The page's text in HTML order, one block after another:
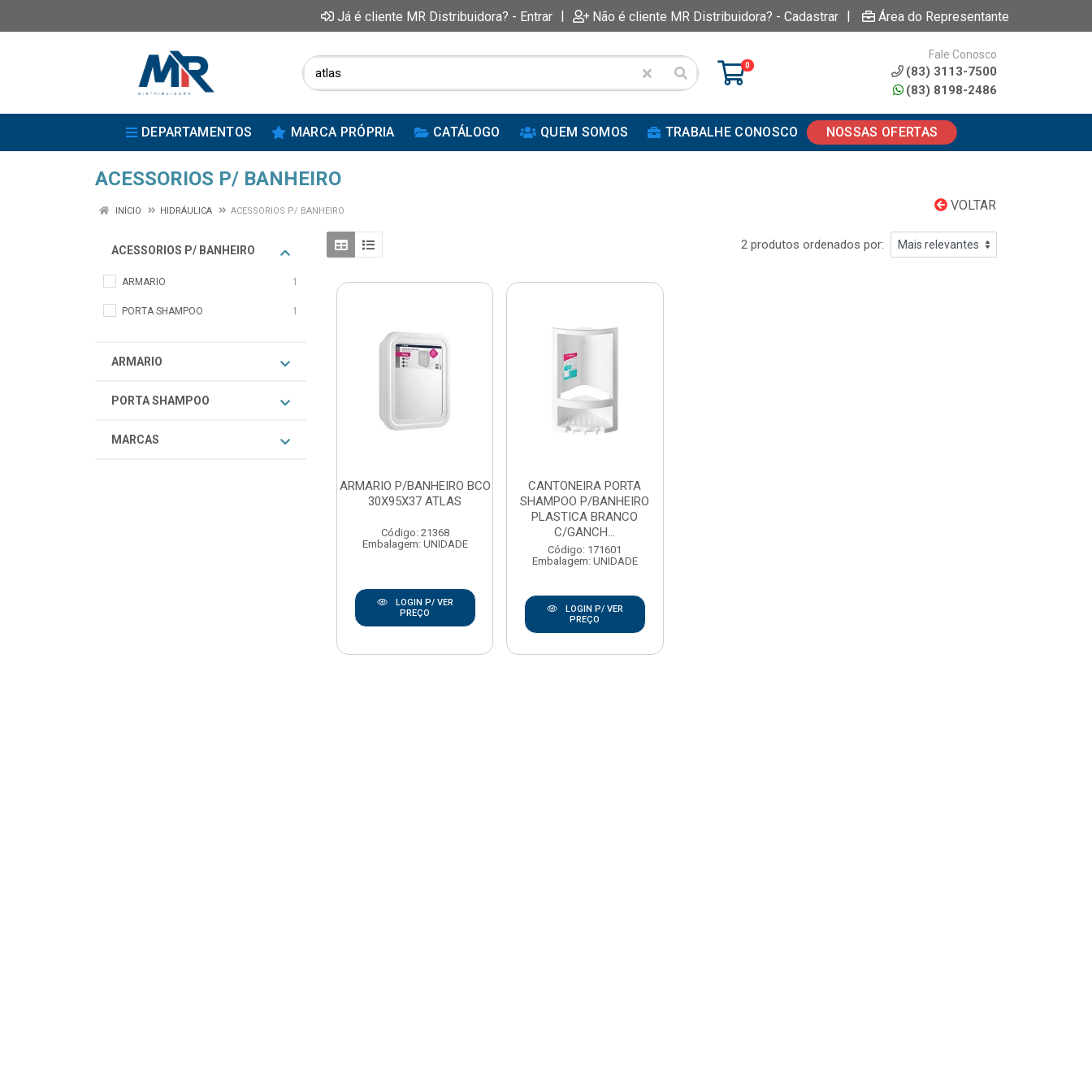
Já é cliente MR Distribuidora? - Entrar | Não é cliente MR Distribuidora? - Cadastrar | Área do Representante
0
Fale Conosco
(83) 3113-7500
(83) 8198-2486
DEPARTAMENTOS MARCA PRÓPRIA CATÁLOGO QUEM SOMOS TRABALHE CONOSCO NOSSAS OFERTAS
ACESSORIOS P/ BANHEIRO
VOLTAR
INÍCIO HIDRÁULICA ACESSORIOS P/ BANHEIRO
ACESSORIOS P/ BANHEIRO
ARMARIO 1
PORTA SHAMPOO 1
ARMARIO
PORTA SHAMPOO
MARCAS
2 produtos ordenados por:
ARMARIO P/BANHEIRO BCO
30X95X37 ATLAS
Código: 21368
Embalagem: UNIDADE
LOGIN P/ VER
PREÇO
CANTONEIRA PORTA
SHAMPOO P/BANHEIRO
PLASTICA BRANCO
C/GANCH...
Código: 171601
Embalagem: UNIDADE
LOGIN P/ VER
PREÇO